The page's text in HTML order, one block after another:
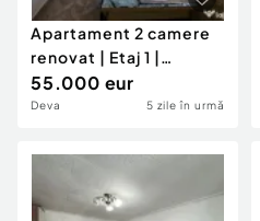
Apartament 2 camere
renovat | Etaj 1 |
Balcescu 45mp. | Cent
55.000 eur
Deva 5 zile în urmă